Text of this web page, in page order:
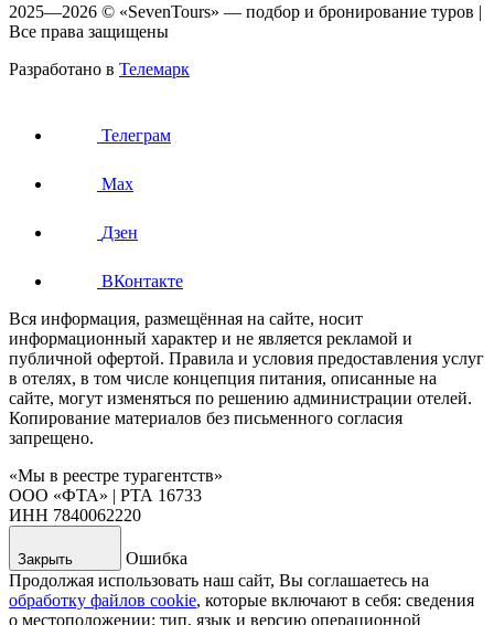
2025—2026 © «SevenTours» — подбор и бронирование туров |
Все права защищены
Разработано в Телемарк
Телеграм
Max
Дзен
ВКонтакте
Вся информация, размещённая на сайте, носит
информационный характер и не является рекламой и
публичной офертой. Правила и условия предоставления услуг
в отелях, в том числе концепция питания, описанные на
сайте, могут изменяться по решению администрации отелей.
Копирование материалов без письменного согласия
запрещено.
«Мы в реестре турагентств»
ООО «ФТА» | РТА 16733
ИНН 7840062220
Закрыть
Ошибка
Продолжая использовать наш сайт, Вы соглашаетесь на
обработку файлов cookie, которые включают в себя: сведения
о местоположении; тип, язык и версию операционной